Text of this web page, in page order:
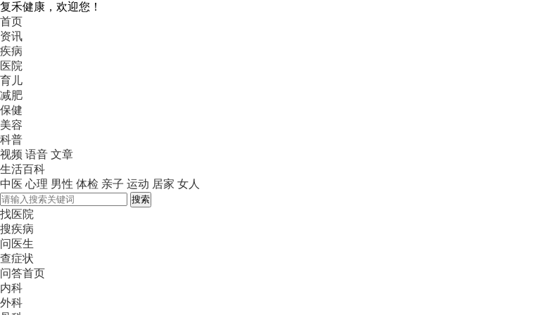
复禾健康，欢迎您！
首页
资讯
疾病
医院
育儿
减肥
保健
美容
科普
视频 语音 文章
生活百科
中医 心理 男性 体检 亲子 运动 居家 女人
搜索
找医院
搜疾病
问医生
查症状
问答首页
内科
外科